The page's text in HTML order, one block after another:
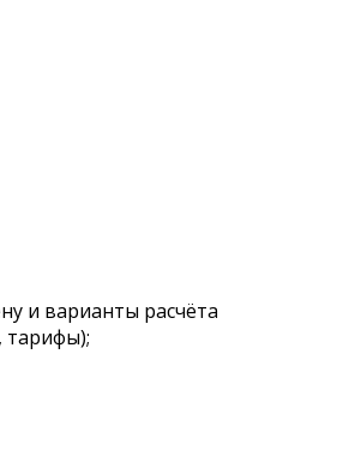
и варианты расчёта
тарифы);